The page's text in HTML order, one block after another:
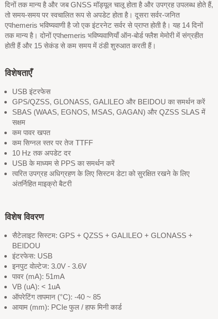
दिनों तक मान्य है और जब GNSS मॉड्यूल चालू होता है और उपग्रह उपलब्ध होते हैं,
तो समय-समय पर स्वचालित रूप से अपडेट होता है। दूसरा सर्वर-जनित
एपhemeris भविष्यवाणी है जो एक इंटरनेट सर्वर से प्राप्त होती है। यह 14 दिनों
तक मान्य है। दोनों एपhemeris भविष्यवाणियाँ ऑन-बोर्ड फ्लैश मेमोरी में संग्रहीत
होती हैं और 15 सेकंड से कम समय में ठंडी शुरुआत करती हैं।
विशेषताएँ
USB इंटरफेस
GPS/QZSS, GLONASS, GALILEO और BEIDOU का समर्थन करें
SBAS (WAAS, EGNOS, MSAS, GAGAN) और QZSS SLAS में
सक्षम
कम पावर खपत
कम सिग्नल स्तर पर तेज TTFF
10 Hz तक अपडेट दर
USB के माध्यम से PPS का समर्थन करें
त्वरित उपग्रह अधिग्रहण के लिए सिस्टम डेटा को सुरक्षित रखने के लिए
अंतर्निहित माइक्रो बैटरी
विशेष विवरण
सैटेलाइट सिस्टम: GPS + QZSS + GALILEO + GLONASS +
BEIDOU
इंटरफेस: USB
इनपुट वोल्टेज: 3.0V - 3.6V
पावर (mA): 51mA
VB (uA): < 1uA
ऑपरेटिंग तापमान (°C): -40 ~ 85
आयाम (mm): PCIe फुल / हाफ मिनी कार्ड